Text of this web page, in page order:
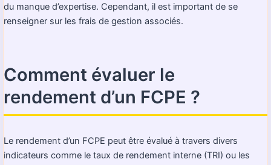
du manque d’expertise. Cependant, il est important de se
renseigner sur les frais de gestion associés.
Comment évaluer le
rendement d’un FCPE ?
Le rendement d’un FCPE peut être évalué à travers divers
indicateurs comme le taux de rendement interne (TRI) ou les